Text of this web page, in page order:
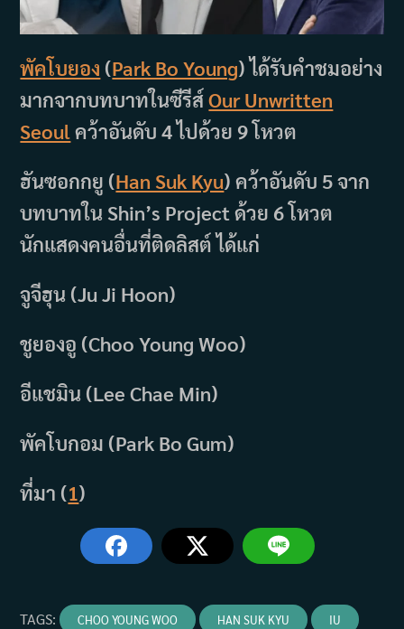
พัคโบยอง (Park Bo Young) ได้รับคำชมอย่าง
มากจากบทบาทในซีรีส์Our Unwritten
Seoulคว้าอันดับ 4 ไปด้วย 9 โหวต
ฮันซอกกยู (Han Suk Kyu) คว้าอันดับ 5 จาก
บทบาทใน Shin’s Project ด้วย 6 โหวต
นักแสดงคนอื่นที่ติดลิสต์ ได้แก่
จูจีฮุน (Ju Ji Hoon)
ชูยองอู (Choo Young Woo)
อีแชมิน (Lee Chae Min)
พัคโบกอม (Park Bo Gum)
ที่มา (1)
TAGS: CHOO YOUNG WOO HAN SUK KYU IU